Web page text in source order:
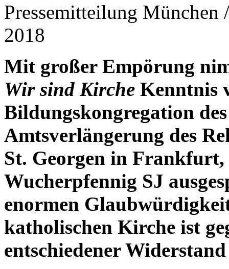
Pressemitteilung
2018
Mit großer Empörung
Wir sind Kirche Kenntnis
Bildungskongregation
Amtsverlängerung des
St. Georgen in
Wucherpfennig SJ
enormen
katholischen Kirche ist
entschiedener